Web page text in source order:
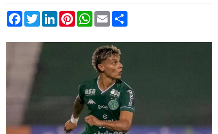
FacebookTwitterLinkedInPinterestWhatsApp
Email